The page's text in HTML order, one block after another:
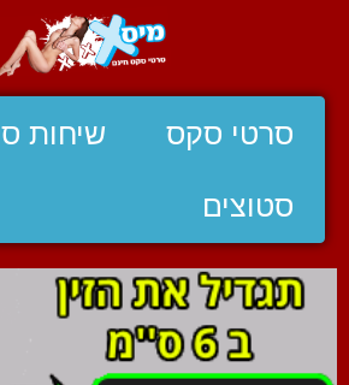
סרטי סקס שיחות
סטוצים